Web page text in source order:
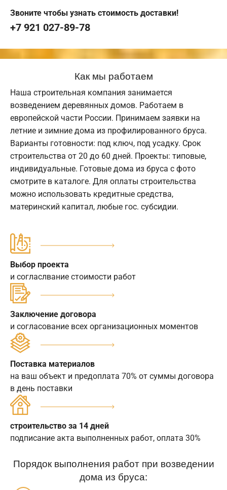
Звоните чтобы узнать стоимость доставки!
+7 921 027-89-78
Как мы работаем
Наша строительная компания занимается
возведением деревянных домов. Работаем в
европейской части России. Принимаем заявки на
летние и зимние дома из профилированного бруса.
Варианты готовности: под ключ, под усадку. Срок
строительства от 20 до 60 дней. Проекты: типовые,
индивидуальные. Готовые дома из бруса с фото
смотрите в каталоге. Для оплаты строительства
можно использовать кредитные средства,
материнский капитал, любые гос. субсидии.
Выбор проекта
и согласлвание стоимости работ
Заключение договора
и согласование всех организационных моментов
Поставка материалов
на ваш объект и предоплата 70% от суммы договора
в день поставки
строительство за 14 дней
подписание акта выполненных работ, оплата 30%
Порядок выполнения работ при возведении
дома из бруса: